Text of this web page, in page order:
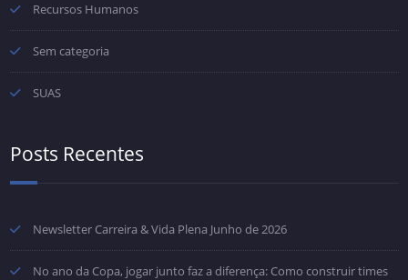
Recursos Humanos
Sem categoria
SUAS
Posts Recentes
Newsletter Carreira & Vida Plena Junho de 2026
No ano da Copa, jogar junto faz a diferença: Como construir times